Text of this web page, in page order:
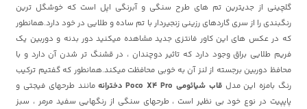
گلچینی از جدیترین تم های طرح سنگی و آبرنگی اپل است که خوشگل ترین
رنگبندی را از سری گاردهای رزینی زنجیردار با تم ساده و طلایی در خود دارد.همانطور
که در عکس های این کاور فانتزی جدید مشاهده میکنید دور بدنه و دوربین یک
فریم طلایی براق وجود دارد که تاثیر دوچندان ، در قشنگ تر شدن آن دارد و با
محافظ دوربین برجسته از لنز آن به خوبی محافظت میکند.همانطور که گفتیم ترکیب
رنگ بامزه این مدلقاب شیائومی Poco X4 Pro دخترانه
مانند طرحهای فیجتی و
پاپپیت در نوع خود بی نظیر است ، طرحهای سنگی از رنگهایی سفید مرمر ، سبز